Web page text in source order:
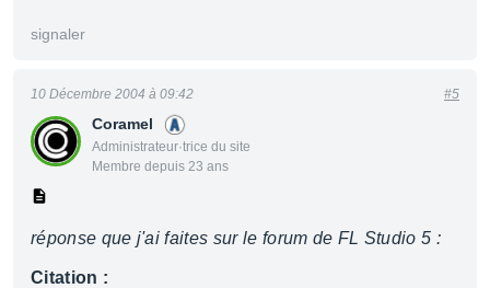
signaler
Coramel
Administrateur·trice du site
Membre depuis 23 ans
10 Décembre 2004 à 09:42 #5
réponse que j'ai faites sur le forum de FL Studio 5 :
Citation :